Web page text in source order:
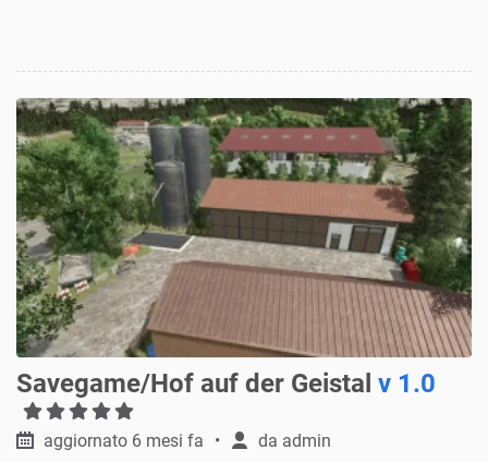
Savegame/Hof auf der Geistal v 1.0
aggiornato 6 mesi fa da admin